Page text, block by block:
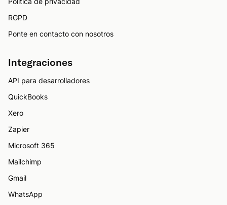
RGPD
Ponte en contacto con nosotros
Integraciones
API para desarrolladores
QuickBooks
Xero
Zapier
Microsoft 365
Mailchimp
Gmail
WhatsApp